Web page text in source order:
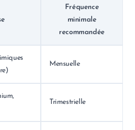
Fréquence
minimale
recommandée
Mensuelle
Trimestrielle